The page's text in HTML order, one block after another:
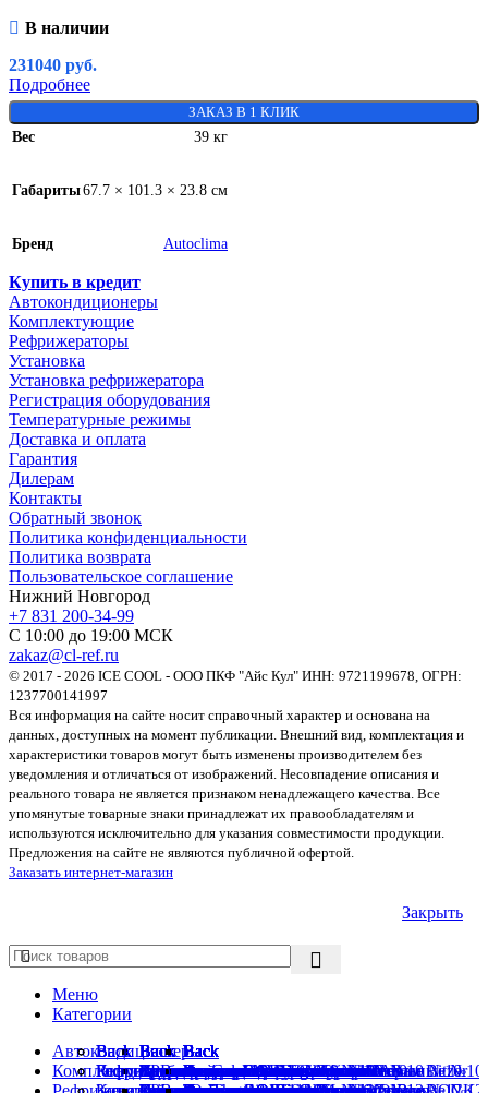
В наличии
231040 руб.
Подробнее
ЗАКАЗ В 1 КЛИК
Вес 39 кг
Габариты67.7 × 101.3 × 23.8 см
Бренд Autoclima
Купить в кредит
Автокондиционеры
Комплектующие
Рефрижераторы
Установка
Установка рефрижератора
Регистрация оборудования
Температурные режимы
Доставка и оплата
Гарантия
Дилерам
Контакты
Обратный звонок
Политика конфиденциальности
Политика возврата
Пользовательское соглашение
Нижний Новгород
+7 831 200-34-99
С 10:00 до 19:00 МСК
zakaz@cl-ref.ru
© 2017 - 2026 ICE COOL - ООО ПКФ "Айс Кул" ИНН: 9721199678, ОГРН:
1237700141997
Вся информация на сайте носит справочный характер и основана на
данных, доступных на момент публикации. Внешний вид, комплектация и
характеристики товаров могут быть изменены производителем без
уведомления и отличаться от изображений. Несовпадение описания и
реального товара не является признаком ненадлежащего качества. Все
упомянутые товарные знаки принадлежат их правообладателям и
используются исключительно для указания совместимости продукции.
Предложения на сайте не являются публичной офертой.
Заказать интернет-магазин
Закрыть
Меню
Категории
Автокондиционеры
Back
Кондиционеры для автобусов
Back
Кондиционеры для автобусов ПАЗ
Комплектующие
Back
Гофротрубы
Back
Запчасти Carrier
Back
Кронштейны BAW
Back
Вентиляторы Осевые
Back
Вентиляторы 10″
Back
Встраиваемые Испарители
Back
Запасные части к компрессорам
Back
Запасные части к компрессорам Bitzer
Back
ТРВ для легковых автомобилей
Back
Датчики давления универсальные
Back
Вварочные фитинги
Back
Вварочные фитинги №10
Back
Переходники Без стаканов
Back
Без заправочного порта
Back
Без стаканов
Back
Фитинги Air-o-Crimp №10
Back
Фитинги O-Ring Алюминиевые №10
Back
Фитинги O-Ring Стальные №10
Back
Фитинги ORFS №10
Back
Фитинги аналоги Carrier Стальные №10
Back
Фитинги аналоги Manuli №10
Back
Фитинги со стаканом №10
Back
Рефрижераторы на ГАЗель